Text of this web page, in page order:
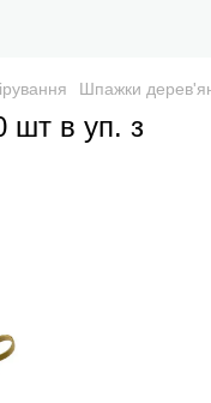
Шпажки
шт в уп. з